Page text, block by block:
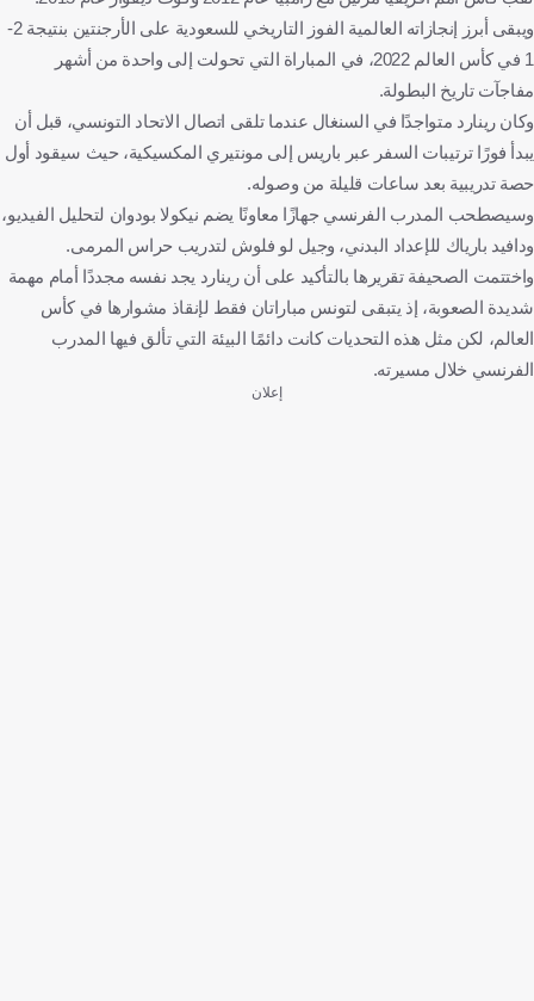
ويبقى أبرز إنجازاته العالمية الفوز التاريخي للسعودية على الأرجنتين بنتيجة 2-
1 في كأس العالم 2022، في المباراة التي تحولت إلى واحدة من أشهر
مفاجآت تاريخ البطولة.
وكان رينارد متواجدًا في السنغال عندما تلقى اتصال الاتحاد التونسي، قبل أن
يبدأ فورًا ترتيبات السفر عبر باريس إلى مونتيري المكسيكية، حيث سيقود أول
حصة تدريبية بعد ساعات قليلة من وصوله.
وسيصطحب المدرب الفرنسي جهازًا معاونًا يضم نيكولا بودوان لتحليل الفيديو،
ودافيد بارياك للإعداد البدني، وجيل لو فلوش لتدريب حراس المرمى.
واختتمت الصحيفة تقريرها بالتأكيد على أن رينارد يجد نفسه مجددًا أمام مهمة
شديدة الصعوبة، إذ يتبقى لتونس مباراتان فقط لإنقاذ مشوارها في كأس
العالم، لكن مثل هذه التحديات كانت دائمًا البيئة التي تألق فيها المدرب
الفرنسي خلال مسيرته.
إعلان